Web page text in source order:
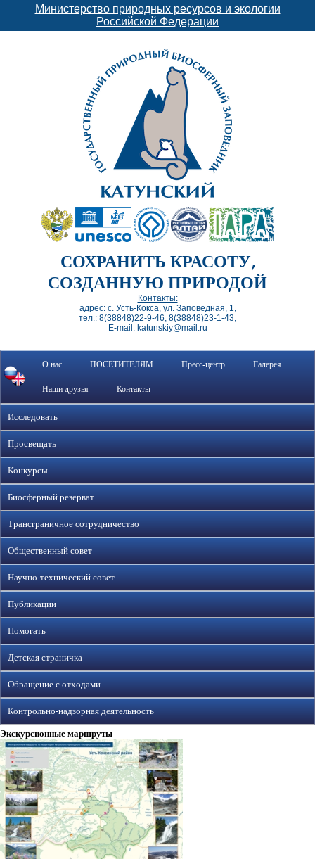
Министерство природных ресурсов и экологии
Российской Федерации
СОХРАНИТЬ КРАСОТУ,
СОЗДАННУЮ ПРИРОДОЙ
Контакты:
адрес: с. Усть-Кокса, ул. Заповедная, 1,
тел.: 8(38848)22-9-46, 8(38848)23-1-43,
E-mail: katunskiy@mail.ru
О нас ПОСЕТИТЕЛЯМ Пресс-центр Галерея
Наши друзья Контакты
Исследовать
Просвещать
Конкурсы
Биосферный резерват
Трансграничное сотрудничество
Общественный совет
Научно-технический совет
Публикации
Помогать
Детская страничка
Обращение с отходами
Контрольно-надзорная деятельность
Экскурсионные маршруты